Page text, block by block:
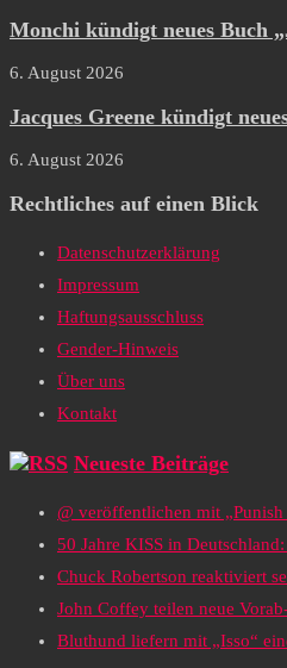
Monchi kündigt neues Buch
6. August 2026
Jacques Greene kündigt
6. August 2026
Rechtliches auf einen Blick
Datenschutzerklärung
Impressum
Haftungsausschluss
Gender-Hinweis
Über uns
Kontakt
Neueste Beiträge
@ veröffentlichen mit
50 Jahre KISS in
Chuck Robertson reaktiviert
John Coffey teilen neue
Bluthund liefern mit „Isso“